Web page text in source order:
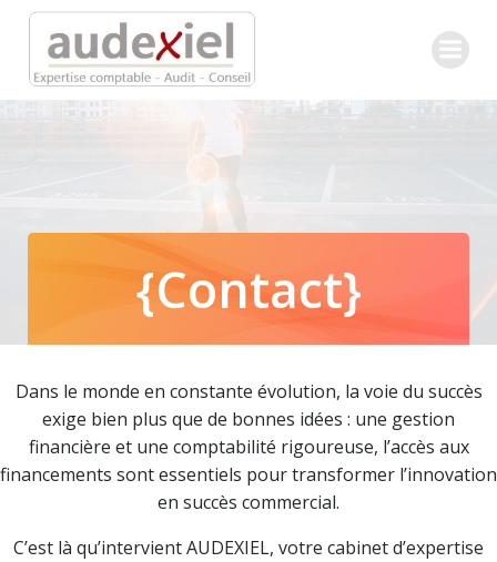
Aller
{Contact}
Dans le monde en constante évolution, la voie du succès
exige bien plus que de bonnes idées : une gestion
financière et une comptabilité rigoureuse, l’accès aux
financements sont essentiels pour transformer l’innovation
en succès commercial.
C’est là qu’intervient AUDEXIEL, votre cabinet d’expertise